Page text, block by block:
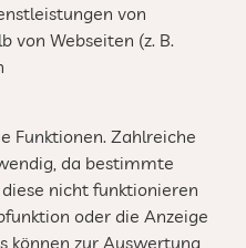
von
von Webseiten (z. B.
Funktionen. Zahlreiche
da bestimmte
nicht funktionieren
oder die Anzeige
können zur Auswertung